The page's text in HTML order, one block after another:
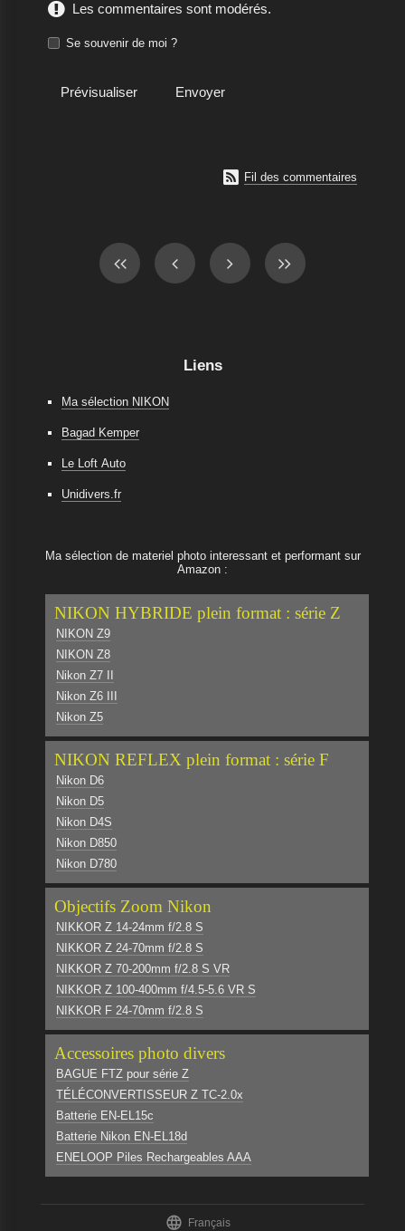
Les commentaires sont modérés.
Se souvenir de moi ?
 Fil des commentaires
Liens
Ma sélection NIKON
Bagad Kemper
Le Loft Auto
Unidivers.fr
Ma sélection de materiel photo interessant et performant sur
Amazon :
NIKON HYBRIDE plein format : série Z
NIKON Z9
NIKON Z8
Nikon Z7 II
Nikon Z6 III
Nikon Z5
NIKON REFLEX plein format : série F
Nikon D6
Nikon D5
Nikon D4S
Nikon D850
Nikon D780
Objectifs Zoom Nikon
NIKKOR Z 14-24mm f/2.8 S
NIKKOR Z 24-70mm f/2.8 S
NIKKOR Z 70-200mm f/2.8 S VR
NIKKOR Z 100-400mm f/4.5-5.6 VR S
NIKKOR F 24-70mm f/2.8 S
Accessoires photo divers
BAGUE FTZ pour série Z
TÉLÉCONVERTISSEUR Z TC-2.0x
Batterie EN-EL15c
Batterie Nikon EN-EL18d
ENELOOP Piles Rechargeables AAA
 Français